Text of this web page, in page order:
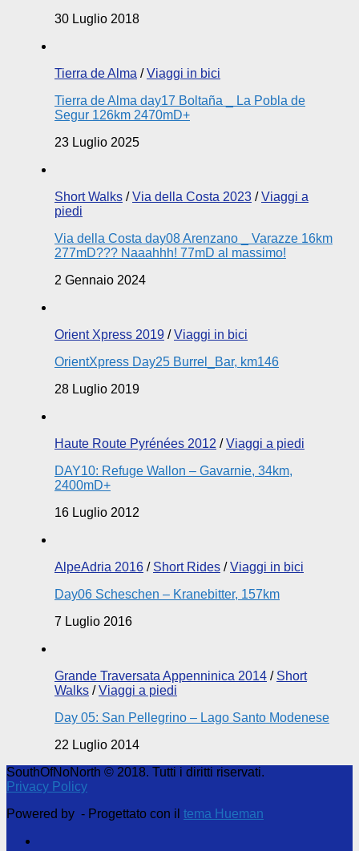
30 Luglio 2018
Tierra de Alma /Viaggi in bici
Tierra de Alma day17 Boltaña _ La Pobla de
Segur 126km 2470mD+
23 Luglio 2025
Short Walks /Via della Costa 2023 /Viaggi a
piedi
Via della Costa day08 Arenzano _ Varazze 16km
277mD??? Naaahhh! 77mD al massimo!
2 Gennaio 2024
Orient Xpress 2019 /Viaggi in bici
OrientXpress Day25 Burrel_Bar, km146
28 Luglio 2019
Haute Route Pyrénées 2012 /Viaggi a piedi
DAY10: Refuge Wallon – Gavarnie, 34km,
2400mD+
16 Luglio 2012
AlpeAdria 2016 / Short Rides /Viaggi in bici
Day06 Scheschen – Kranebitter, 157km
7 Luglio 2016
Grande Traversata Appenninica 2014 / Short
Walks /Viaggi a piedi
Day 05: San Pellegrino – Lago Santo Modenese
22 Luglio 2014
SouthOfNoNorth © 2018. Tutti i diritti riservati.
Privacy Policy
Powered by - Progettato con il tema Hueman